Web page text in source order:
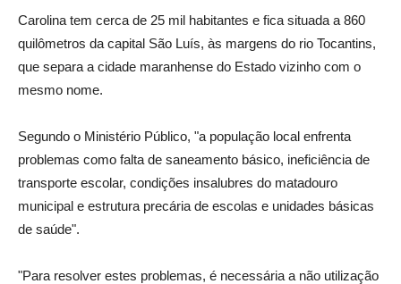
Carolina tem cerca de 25 mil habitantes e fica situada a 860
quilômetros da capital São Luís, às margens do rio Tocantins,
que separa a cidade maranhense do Estado vizinho com o
mesmo nome.
Segundo o Ministério Público, "a população local enfrenta
problemas como falta de saneamento básico, ineficiência de
transporte escolar, condições insalubres do matadouro
municipal e estrutura precária de escolas e unidades básicas
de saúde".
"Para resolver estes problemas, é necessária a não utilização